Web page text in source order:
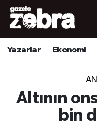
Yazarlar Ekonomi
Altının
bin
Yazarlar
Ekonomi
Nöbetçi
Hava Durumu
Süper Lig Puan